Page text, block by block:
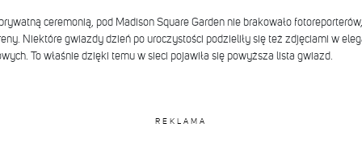
ceremonią, pod Madison Square Garden nie brakowało
Niektóre gwiazdy dzień po uroczystości podzieliły się też zdjęciami w
To właśnie dzięki temu w sieci pojawiła się powyższa lista gwiazd.
REKLAMA